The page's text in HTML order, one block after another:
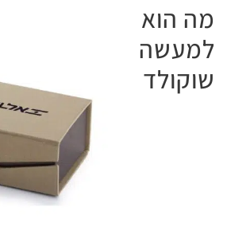
מה הוא
למעשה
שוקולד